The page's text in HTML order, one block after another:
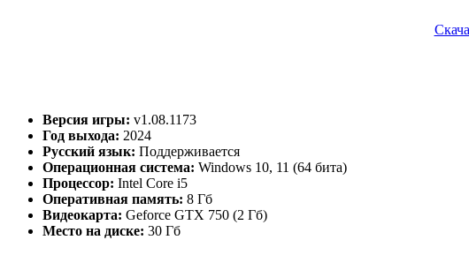
Версия игры: v1.08.1173
Год выхода: 2024
Русский язык: Поддерживается
Операционная система: Windows 10, 11 (64 бита)
Процессор: Intel Core i5
Оперативная память: 8 Гб
Видеокарта: Geforce GTX 750 (2 Гб)
Место на диске: 30 Гб